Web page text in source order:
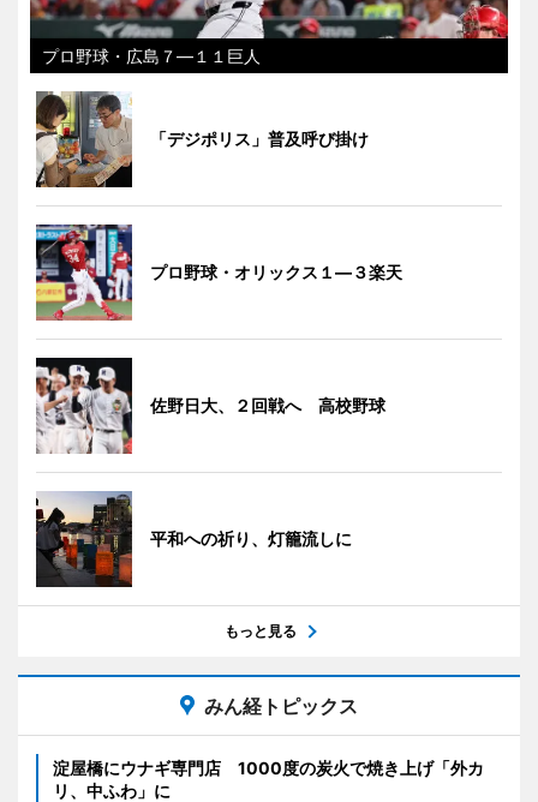
プロ野球・広島７―１１巨人
「デジポリス」普及呼び掛け
プロ野球・オリックス１―３楽天
佐野日大、２回戦へ 高校野球
平和への祈り、灯籠流しに
もっと見る
みん経トピックス
淀屋橋にウナギ専門店 1000度の炭火で焼き上げ「外カ
リ、中ふわ」に